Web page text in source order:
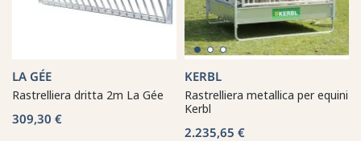
LA GÉE
Rastrelliera dritta 2m La Gée
309,30 €
KERBL
Rastrelliera metallica per equini
Kerbl
2.235,65 €